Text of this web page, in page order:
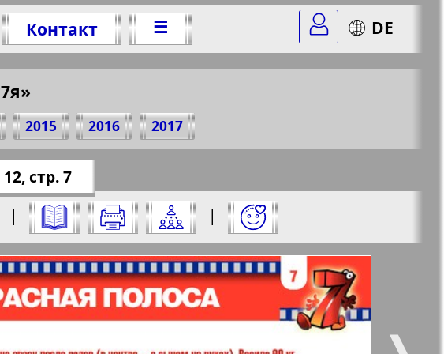
Контакт ☰ DE
2015 2016 2017
на него:
стр. 7
| |
страницу и нажмите на нее:
№ 12, 2013 г.